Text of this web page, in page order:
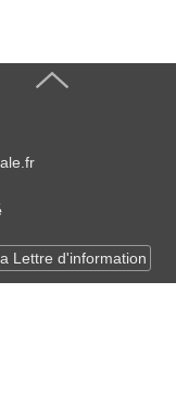
Lettre d'information